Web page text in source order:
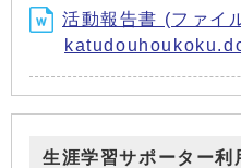
活動報告書 (ファイ
生涯学習サポーター利